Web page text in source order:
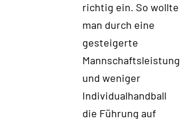
richtig ein. So wollte
man durch eine
gesteigerte
Mannschaftsleistung
und weniger
Individualhandball
die Führung auf